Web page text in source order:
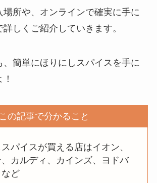
場所や、オンラインで確実に手に
しくご紹介していきます。
、簡単にほりにしスパイスを手に
この記事で分かること
パイスが買える店はイオン、
、カルディ、カインズ、ヨドバ
ど